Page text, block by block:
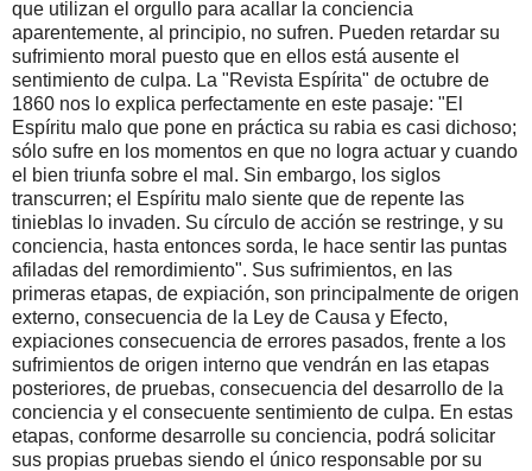
que utilizan el orgullo para acallar la conciencia
aparentemente, al principio, no sufren. Pueden retardar su
sufrimiento moral puesto que en ellos está ausente el
sentimiento de culpa. La "Revista Espírita" de octubre de
1860 nos lo explica perfectamente en este pasaje: "El
Espíritu malo que pone en práctica su rabia es casi dichoso;
sólo sufre en los momentos en que no logra actuar y cuando
el bien triunfa sobre el mal. Sin embargo, los siglos
transcurren; el Espíritu malo siente que de repente las
tinieblas lo invaden. Su círculo de acción se restringe, y su
conciencia, hasta entonces sorda, le hace sentir las puntas
afiladas del remordimiento". Sus sufrimientos, en las
primeras etapas, de expiación, son principalmente de origen
externo, consecuencia de la Ley de Causa y Efecto,
expiaciones consecuencia de errores pasados, frente a los
sufrimientos de origen interno que vendrán en las etapas
posteriores, de pruebas, consecuencia del desarrollo de la
conciencia y el consecuente sentimiento de culpa. En estas
etapas, conforme desarrolle su conciencia, podrá solicitar
sus propias pruebas siendo el único responsable por su